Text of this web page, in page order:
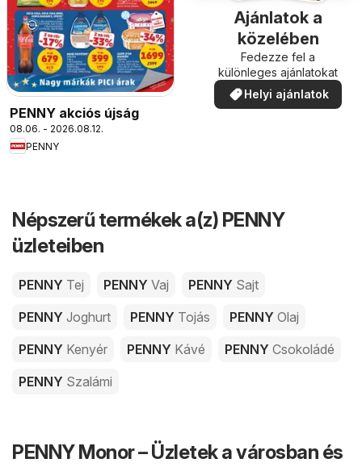
PENNY akciós újság
08.06. - 2026.08.12.
PENNY
Ajánlatok a
közelében
Fedezze fel a
különleges ajánlatokat
Helyi ajánlatok
Népszerű termékek a(z) PENNY
üzleteiben
PENNY Tej PENNY Vaj PENNY Sajt
PENNY Joghurt PENNY Tojás PENNY Olaj
PENNY Kenyér PENNY Kávé PENNY Csokoládé
PENNY Szalámi
PENNY Monor – Üzletek a városban és